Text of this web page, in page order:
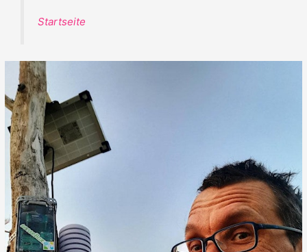
Startseite